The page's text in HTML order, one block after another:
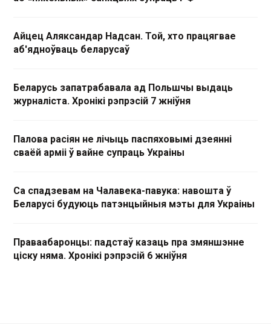
Айцец Аляксандар Надсан. Той, хто працягвае
аб'ядноўваць беларусаў
Беларусь запатрабавала ад Польшчы выдаць
журналіста. Хронікі рэпрэсій 7 жніўня
Палова расіян не лічыць паспяховымі дзеянні
сваёй арміі ў вайне супраць Украіны
Са спадзевам на Чалавека-павука: навошта ў
Беларусі будуюць патэнцыйныя мэты для Украіны
Праваабаронцы: падстаў казаць пра змяншэнне
ціску няма. Хронікі рэпрэсій 6 жніўня